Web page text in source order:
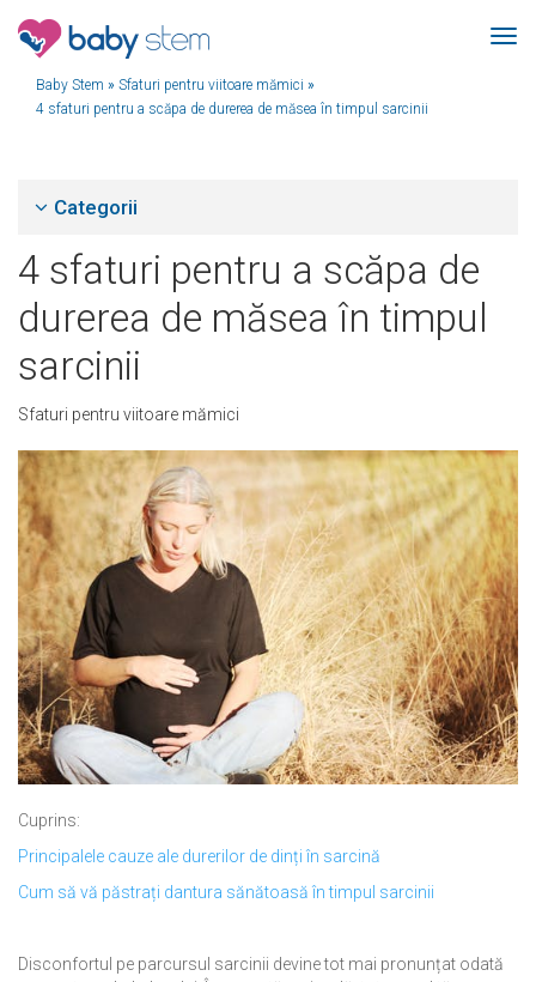
Baby Stem » Sfaturi pentru viitoare mămici »
4 sfaturi pentru a scăpa de durerea de măsea în timpul sarcinii
Categorii
4 sfaturi pentru a scăpa de
durerea de măsea în timpul
sarcinii
Sfaturi pentru viitoare mămici
Cuprins:
Principalele cauze ale durerilor de dinți în sarcină
Cum să vă păstrați dantura sănătoasă în timpul sarcinii
Disconfortul pe parcursul sarcinii devine tot mai pronunțat odată